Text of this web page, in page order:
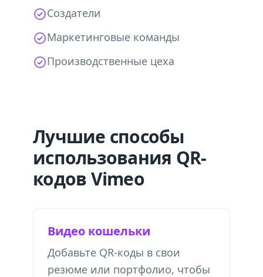
Создатели
Маркетинговые команды
Производственные цеха
Лучшие способы
использования QR-
кодов Vimeo
Видео кошельки
Добавьте QR-коды в свои
резюме или портфолио, чтобы